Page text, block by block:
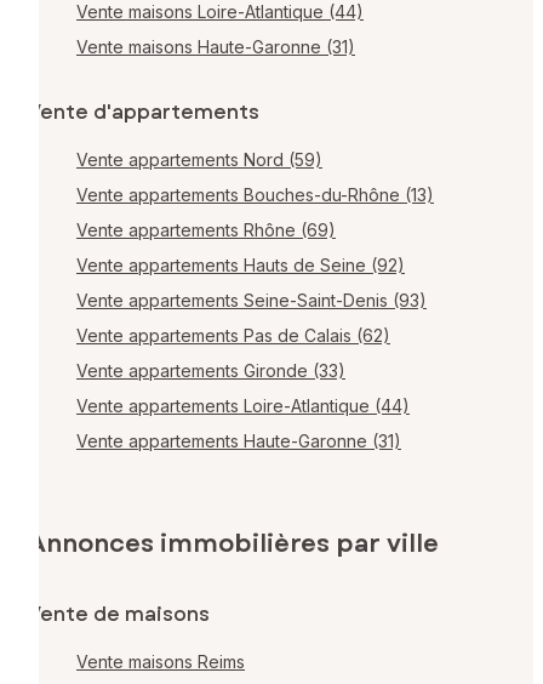
Vente maisons Loire-Atlantique (44)
Vente maisons Haute-Garonne (31)
Vente d'appartements
Vente appartements Nord (59)
Vente appartements Bouches-du-Rhône (13)
Vente appartements Rhône (69)
Vente appartements Hauts de Seine (92)
Vente appartements Seine-Saint-Denis (93)
Vente appartements Pas de Calais (62)
Vente appartements Gironde (33)
Vente appartements Loire-Atlantique (44)
Vente appartements Haute-Garonne (31)
Annonces immobilières par ville
Vente de maisons
Vente maisons Reims